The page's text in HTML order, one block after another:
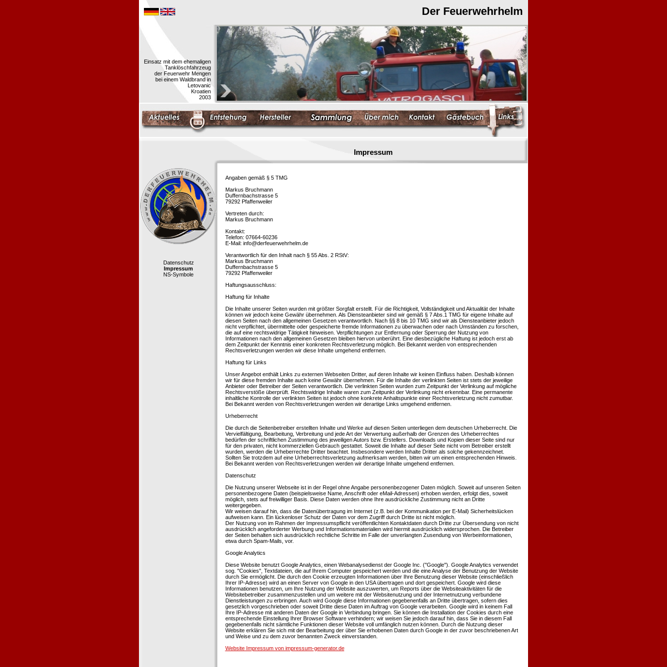
Der Feuerwehrhelm
Einsatz mit dem ehemaligen
Tanklöschfahrzeug
der Feuerwehr Mengen
bei einem Waldbrand in
Letovanic
Kroatien
2003
Impressum
Datenschutz
Impressum
NS-Symbole
Angaben gemäß § 5 TMG
Markus Bruchmann
Duffernbachstrasse 5
79292 Pfaffenweiler
Vertreten durch:
Markus Bruchmann
Kontakt:
Telefon: 07664-60236
E-Mail: info@derfeuerwehrhelm.de
Verantwortlich für den Inhalt nach § 55 Abs. 2 RStV:
Markus Bruchmann
Duffernbachstrasse 5
79292 Pfaffenweiler
Haftungsausschluss:
Haftung für Inhalte
Die Inhalte unserer Seiten wurden mit größter Sorgfalt erstellt. Für die Richtigkeit, Vollständigkeit und Aktualität der Inhalte
können wir jedoch keine Gewähr übernehmen. Als Diensteanbieter sind wir gemäß § 7 Abs.1 TMG für eigene Inhalte auf
diesen Seiten nach den allgemeinen Gesetzen verantwortlich. Nach §§ 8 bis 10 TMG sind wir als Diensteanbieter jedoch
nicht verpflichtet, übermittelte oder gespeicherte fremde Informationen zu überwachen oder nach Umständen zu forschen,
die auf eine rechtswidrige Tätigkeit hinweisen. Verpflichtungen zur Entfernung oder Sperrung der Nutzung von
Informationen nach den allgemeinen Gesetzen bleiben hiervon unberührt. Eine diesbezügliche Haftung ist jedoch erst ab
dem Zeitpunkt der Kenntnis einer konkreten Rechtsverletzung möglich. Bei Bekannt werden von entsprechenden
Rechtsverletzungen werden wir diese Inhalte umgehend entfernen.
Haftung für Links
Unser Angebot enthält Links zu externen Webseiten Dritter, auf deren Inhalte wir keinen Einfluss haben. Deshalb können
wir für diese fremden Inhalte auch keine Gewähr übernehmen. Für die Inhalte der verlinkten Seiten ist stets der jeweilige
Anbieter oder Betreiber der Seiten verantwortlich. Die verlinkten Seiten wurden zum Zeitpunkt der Verlinkung auf mögliche
Rechtsverstöße überprüft. Rechtswidrige Inhalte waren zum Zeitpunkt der Verlinkung nicht erkennbar. Eine permanente
inhaltliche Kontrolle der verlinkten Seiten ist jedoch ohne konkrete Anhaltspunkte einer Rechtsverletzung nicht zumutbar.
Bei Bekannt werden von Rechtsverletzungen werden wir derartige Links umgehend entfernen.
Urheberrecht
Die durch die Seitenbetreiber erstellten Inhalte und Werke auf diesen Seiten unterliegen dem deutschen Urheberrecht. Die
Vervielfältigung, Bearbeitung, Verbreitung und jede Art der Verwertung außerhalb der Grenzen des Urheberrechtes
bedürfen der schriftlichen Zustimmung des jeweiligen Autors bzw. Erstellers. Downloads und Kopien dieser Seite sind nur
für den privaten, nicht kommerziellen Gebrauch gestattet. Soweit die Inhalte auf dieser Seite nicht vom Betreiber erstellt
wurden, werden die Urheberrechte Dritter beachtet. Insbesondere werden Inhalte Dritter als solche gekennzeichnet.
Sollten Sie trotzdem auf eine Urheberrechtsverletzung aufmerksam werden, bitten wir um einen entsprechenden Hinweis.
Bei Bekannt werden von Rechtsverletzungen werden wir derartige Inhalte umgehend entfernen.
Datenschutz
Die Nutzung unserer Webseite ist in der Regel ohne Angabe personenbezogener Daten möglich. Soweit auf unseren Seiten
personenbezogene Daten (beispielsweise Name, Anschrift oder eMail-Adressen) erhoben werden, erfolgt dies, soweit
möglich, stets auf freiwilliger Basis. Diese Daten werden ohne Ihre ausdrückliche Zustimmung nicht an Dritte
weitergegeben.
Wir weisen darauf hin, dass die Datenübertragung im Internet (z.B. bei der Kommunikation per E-Mail) Sicherheitslücken
aufweisen kann. Ein lückenloser Schutz der Daten vor dem Zugriff durch Dritte ist nicht möglich.
Der Nutzung von im Rahmen der Impressumspflicht veröffentlichten Kontaktdaten durch Dritte zur Übersendung von nicht
ausdrücklich angeforderter Werbung und Informationsmaterialien wird hiermit ausdrücklich widersprochen. Die Betreiber
der Seiten behalten sich ausdrücklich rechtliche Schritte im Falle der unverlangten Zusendung von Werbeinformationen,
etwa durch Spam-Mails, vor.
Google Analytics
Diese Website benutzt Google Analytics, einen Webanalysedienst der Google Inc. (''Google''). Google Analytics verwendet
sog. ''Cookies'', Textdateien, die auf Ihrem Computer gespeichert werden und die eine Analyse der Benutzung der Website
durch Sie ermöglicht. Die durch den Cookie erzeugten Informationen über Ihre Benutzung dieser Website (einschließlich
Ihrer IP-Adresse) wird an einen Server von Google in den USA übertragen und dort gespeichert. Google wird diese
Informationen benutzen, um Ihre Nutzung der Website auszuwerten, um Reports über die Websiteaktivitäten für die
Websitebetreiber zusammenzustellen und um weitere mit der Websitenutzung und der Internetnutzung verbundene
Dienstleistungen zu erbringen. Auch wird Google diese Informationen gegebenenfalls an Dritte übertragen, sofern dies
gesetzlich vorgeschrieben oder soweit Dritte diese Daten im Auftrag von Google verarbeiten. Google wird in keinem Fall
Ihre IP-Adresse mit anderen Daten der Google in Verbindung bringen. Sie können die Installation der Cookies durch eine
entsprechende Einstellung Ihrer Browser Software verhindern; wir weisen Sie jedoch darauf hin, dass Sie in diesem Fall
gegebenenfalls nicht sämtliche Funktionen dieser Website voll umfänglich nutzen können. Durch die Nutzung dieser
Website erklären Sie sich mit der Bearbeitung der über Sie erhobenen Daten durch Google in der zuvor beschriebenen Art
und Weise und zu dem zuvor benannten Zweck einverstanden.
Website Impressum von impressum-generator.de